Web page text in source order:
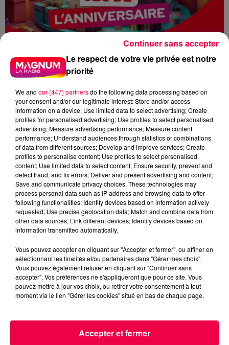
Jeu de l'anniversaire
Club Magnum
Magnum la Radio
Magnum
Radio
Vosges
Meurthe et Moselle
Haute Marne
Alsace
Grand Est
Fred
Retrouvez le Jeu de l'Anniversaire chaque matin
à 09h35 dans Club Magnum
0:00 2 min 31 sec
(CLUB MAGNUM) LE JEU DE L'ANNIVERSAIRE
DU JEUDI 15 JANVIER
Le respect de votre vie privée est notre
priorité
We and our (447) partnersdo the following data processing based on
your consent and/or our legitimate interest: Store and/or access
information on a device; Use limited data to select advertising; Create
profiles for personalised advertising; Use profiles to select personalised
advertising; Measure advertising performance; Measure content
performance; Understand audiences through statistics or combinations
of data from different sources; Develop and improve services; Create
profiles to personalise content; Use profiles to select personalised
content; Use limited data to select content; Ensure security, prevent and
detect fraud, and fix errors; Deliver and present advertising and content;
Save and communicate privacy choices. These technologies may
process personal data such as IP address and browsing data to offer
following functionalities: Identify devices based on information actively
requested; Use precise geolocation data; Match and combine data from
other data sources; Link different devices; Identify devices based on
information transmitted automatically.
Vous pouvez accepter en cliquant sur "Accepter et fermer", ou affiner en
sélectionnant les finalités et/ou partenaires dans "Gérer mes choix".
Vous pouvez également refuser en cliquant sur "Continuer sans
accepter". Vos préférences ne s'appliqueront que pour ce site. Vous
pouvez mettre à jour vos choix, ou retirer votre consentement à tout
moment via le lien "Gérer les cookies" situé en bas de chaque page.
Accepter et fermer
Continuer sans accepter